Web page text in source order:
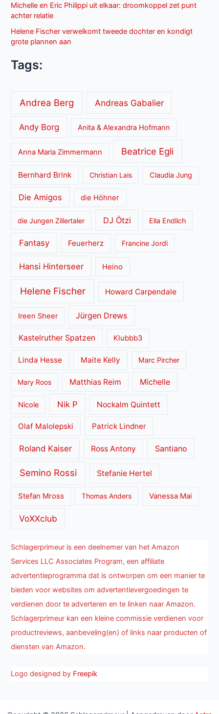
Michelle en Eric Philippi uit elkaar: droomkoppel zet punt
achter relatie
Helene Fischer verwelkomt tweede dochter en kondigt
grote plannen aan
Tags:
Andrea Berg Andreas Gabalier
Andy Borg Anita & Alexandra Hofmann
Anna Maria Zimmermann Beatrice Egli
Bernhard Brink Christian Lais Claudia Jung
Die Amigos die Höhner
die Jungen Zillertaler DJ Ötzi Ella Endlich
Fantasy Feuerherz Francine Jordi
Hansi Hinterseer Heino
Helene Fischer Howard Carpendale
Ireen Sheer Jürgen Drews
Kastelruther Spatzen Klubbb3
Linda Hesse Maite Kelly Marc Pircher
Mary Roos Matthias Reim Michelle
Nicole Nik P Nockalm Quintett
Olaf Malolepski Patrick Lindner
Roland Kaiser Ross Antony Santiano
Semino Rossi Stefanie Hertel
Stefan Mross Thomas Anders Vanessa Mai
VoXXclub
Schlagerprimeur is een deelnemer van het Amazon
Services LLC Associates Program, een affiliate
advertentieprogramma dat is ontworpen om een manier te
bieden voor websites om advertentievergoedingen te
verdienen door te adverteren en te linken naar Amazon.
Schlagerprimeur kan een kleine commissie verdienen voor
productreviews, aanbeveling(en) of links naar producten of
diensten van Amazon.
Logo designed by Freepik